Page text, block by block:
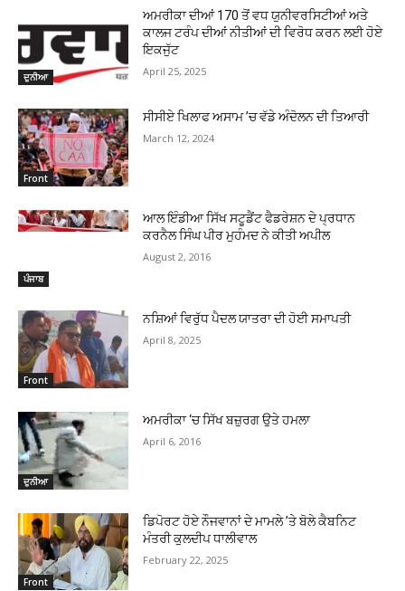
ਦੁਨੀਆ
ਅਮਰੀਕਾ ਦੀਆਂ 170 ਤੋਂ ਵਧ ਯੁਨੀਵਰਸਿਟੀਆਂ ਅਤੇ
ਕਾਲਜ ਟਰੰਪ ਦੀਆਂ ਨੀਤੀਆਂ ਦੀ ਵਿਰੋਧ ਕਰਨ ਲਈ ਹੋਏ
ਇਕਜੁੱਟ
April 25, 2025
Front
ਸੀਸੀਏ ਖਿਲਾਫ ਅਸਾਮ ’ਚ ਵੱਡੇ ਅੰਦੋਲਨ ਦੀ ਤਿਆਰੀ
March 12, 2024
ਪੰਜਾਬ
ਆਲ ਇੰਡੀਆ ਸਿੱਖ ਸਟੂਡੈਂਟ ਫੈਡਰੇਸ਼ਨ ਦੇ ਪ੍ਰਧਾਨ
ਕਰਨੈਲ ਸਿੰਘ ਪੀਰ ਮੁਹੰਮਦ ਨੇ ਕੀਤੀ ਅਪੀਲ
August 2, 2016
Front
ਨਸ਼ਿਆਂ ਵਿਰੁੱਧ ਪੈਦਲ ਯਾਤਰਾ ਦੀ ਹੋਈ ਸਮਾਪਤੀ
April 8, 2025
ਦੁਨੀਆ
ਅਮਰੀਕਾ ‘ਚ ਸਿੱਖ ਬਜ਼ੁਰਗ ਉਤੇ ਹਮਲਾ
April 6, 2016
Front
ਡਿਪੋਰਟ ਹੋਏ ਨੌਜਵਾਨਾਂ ਦੇ ਮਾਮਲੇ ’ਤੇ ਬੋਲੇ ਕੈਬਨਿਟ
ਮੰਤਰੀ ਕੁਲਦੀਪ ਧਾਲੀਵਾਲ
February 22, 2025